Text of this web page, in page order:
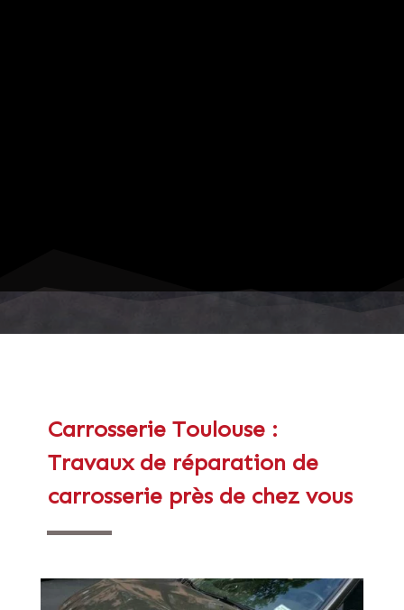
Carrosserie Toulouse :
Travaux de réparation de
carrosserie près de chez vous